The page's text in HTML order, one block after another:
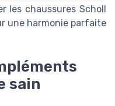
les chaussures Scholl
une harmonie parfaite
sain